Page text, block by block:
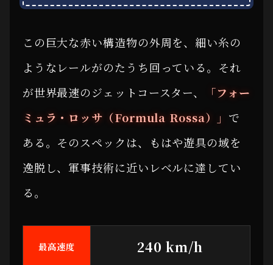
この巨大な赤い構造物の外周を、細い糸の
ようなレールがのたうち回っている。それ
が世界最速のジェットコースター、
「フォー
ミュラ・ロッサ（Formula Rossa）」 で
ある。そのスペックは、もはや遊具の域を
逸脱し、軍事技術に近いレベルに達してい
る。
最高速度 240 km/h